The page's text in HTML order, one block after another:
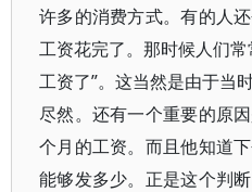
许多的消费方式。有的人
工资花完了。那时候人们
工资了”。这当然是由于当
尽然。还有一个重要的原
个月的工资。而且他知道
能够发多少。正是这个判